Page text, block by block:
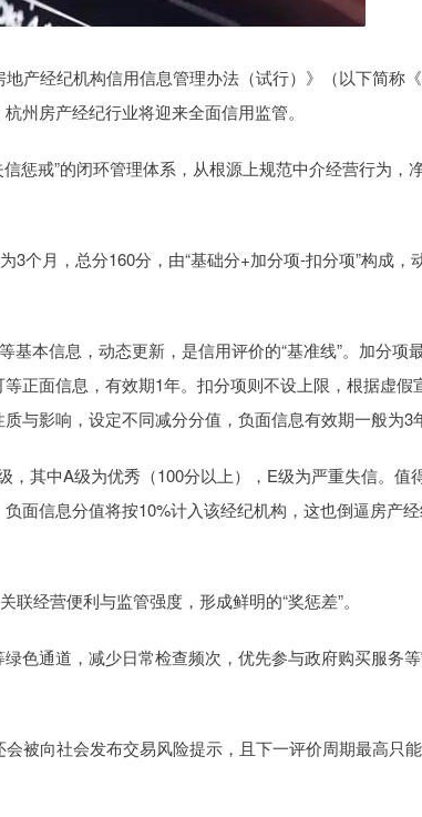
产经纪机构信用信息管理办法（试行）》（以下简称
州房产经纪行业将迎来全面信用监管。
惩戒”的闭环管理体系，从根源上规范中介经营行为，
3个月，总分160分，由“基础分+加分项-扣分项”构成，
本信息，动态更新，是信用评价的“基准线”。加分项
正面信息，有效期1年。扣分项则不设上限，根据虚假
与影响，设定不同减分分值，负面信息有效期一般为3
其中A级为优秀（100分以上），E级为严重失信。值
面信息分值将按10%计入该经纪机构，这也倒逼房产
联经营便利与监管强度，形成鲜明的“奖惩差”。
色通道，减少日常检查频次，优先参与政府购买服务
被向社会发布交易风险提示，且下一评价周期最高只